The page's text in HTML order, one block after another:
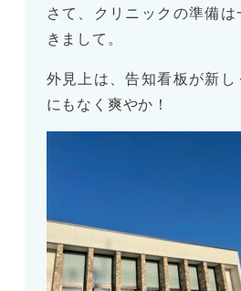
さて、クリニックの準備
きまして。
外見上は、告知看板が新
にもなく爽やか！